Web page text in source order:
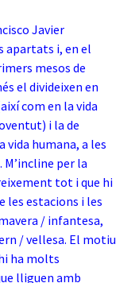
Javier
apartats i, en el
mesos de
el divideixen en
com en la vida
i la de
vida humana, a les
M’incline per la
tot i que hi
les estacions i les
/ infantesa,
/ vellesa. El motiu
ha molts
lliguen amb